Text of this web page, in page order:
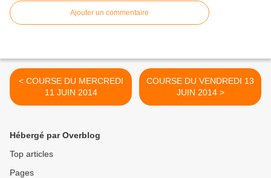
Ajouter un commentaire
< COURSE DU MERCREDI
11 JUIN 2014
COURSE DU VENDREDI 13
JUIN 2014 >
Hébergé par Overblog
Top articles
Pages